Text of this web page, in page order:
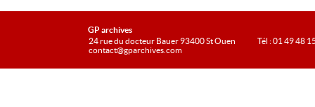
GP archives
24 rue du docteur Bauer 93400 St Ouen
contact@gparchives.com
Tél : 01 49 48